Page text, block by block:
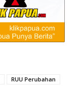
RUU Perubahan